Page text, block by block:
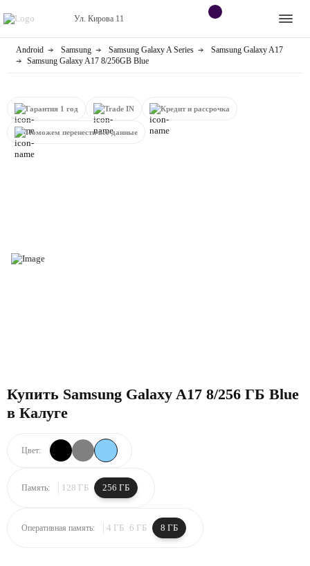
Ул. Кирова 11
Контакты
магазине
Apple
Яндекс станции
Приставки
Android Samsung Samsung Galaxy A Series
Samsung Galaxy A17
Samsung Galaxy A17 8/256GB Blue
Гарантия 1 год Trade IN Кредит и рассрочка
Поможем перенести все данные
Купить Samsung Galaxy A17 8/256 ГБ Blue
в Калуге
Цвет:
Память: 128 ГБ 256 ГБ
Оперативная память: 4 ГБ 6 ГБ 8 ГБ